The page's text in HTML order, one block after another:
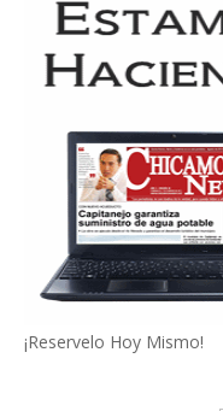
¡Reservelo Hoy Mismo!